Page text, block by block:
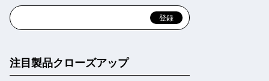
注目製品クローズアップ